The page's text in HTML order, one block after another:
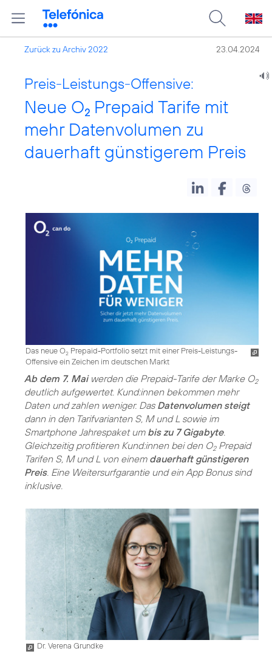
Zurück zu Archiv 2022 23.04.2024
Preis-Leistungs-Offensive:
Neue O2 Prepaid Tarife mit
mehr Datenvolumen zu
dauerhaft günstigerem Preis
Das neue O2 Prepaid-Portfolio setzt mit einer Preis-Leistungs-
Offensive ein Zeichen im deutschen Markt
Ab dem 7. Maiwerden die Prepaid-Tarife der Marke O2
deutlich aufgewertet. Kund:innen bekommen mehr
Daten und zahlen weniger. Das Datenvolumen steigt
dann in den Tarifvarianten S, M und L sowie im
Smartphone Jahrespaket um bis zu 7 Gigabyte.
Gleichzeitig profitieren Kund:innen bei den O2Prepaid
Tarifen S, M und L von einem dauerhaft günstigeren
Preis. Eine Weitersurfgarantie und ein App Bonus sind
inklusive.
Dr. Verena Grundke